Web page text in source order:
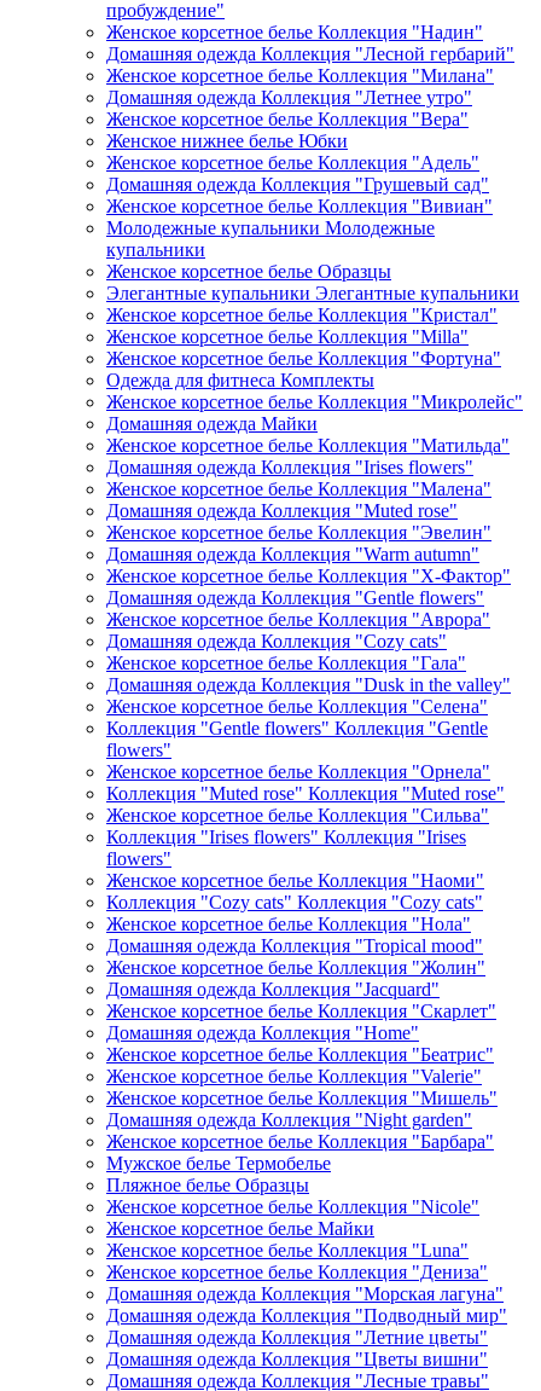
пробуждение"
Женское корсетное белье Коллекция "Надин"
Домашняя одежда Коллекция "Лесной гербарий"
Женское корсетное белье Коллекция "Милана"
Домашняя одежда Коллекция "Летнее утро"
Женское корсетное белье Коллекция "Вера"
Женское нижнее белье Юбки
Женское корсетное белье Коллекция "Адель"
Домашняя одежда Коллекция "Грушевый сад"
Женское корсетное белье Коллекция "Вивиан"
Молодежные купальники Молодежные
купальники
Женское корсетное белье Образцы
Элегантные купальники Элегантные купальники
Женское корсетное белье Коллекция "Кристал"
Женское корсетное белье Коллекция "Milla"
Женское корсетное белье Коллекция "Фортуна"
Одежда для фитнеса Комплекты
Женское корсетное белье Коллекция "Микролейс"
Домашняя одежда Майки
Женское корсетное белье Коллекция "Матильда"
Домашняя одежда Коллекция "Irises flowers"
Женское корсетное белье Коллекция "Малена"
Домашняя одежда Коллекция "Muted rose"
Женское корсетное белье Коллекция "Эвелин"
Домашняя одежда Коллекция "Warm autumn"
Женское корсетное белье Коллекция "Х-Фактор"
Домашняя одежда Коллекция "Gentle flowers"
Женское корсетное белье Коллекция "Аврора"
Домашняя одежда Коллекция "Cozy cats"
Женское корсетное белье Коллекция "Гала"
Домашняя одежда Коллекция "Dusk in the valley"
Женское корсетное белье Коллекция "Селена"
Коллекция "Gentle flowers" Коллекция "Gentle
flowers"
Женское корсетное белье Коллекция "Орнела"
Коллекция "Muted rose" Коллекция "Muted rose"
Женское корсетное белье Коллекция "Сильва"
Коллекция "Irises flowers" Коллекция "Irises
flowers"
Женское корсетное белье Коллекция "Наоми"
Коллекция "Cozy cats" Коллекция "Cozy cats"
Женское корсетное белье Коллекция "Нола"
Домашняя одежда Коллекция "Tropical mood"
Женское корсетное белье Коллекция "Жолин"
Домашняя одежда Коллекция "Jacquard"
Женское корсетное белье Коллекция "Скарлет"
Домашняя одежда Коллекция "Home"
Женское корсетное белье Коллекция "Беатрис"
Женское корсетное белье Коллекция "Valerie"
Женское корсетное белье Коллекция "Мишель"
Домашняя одежда Коллекция "Night garden"
Женское корсетное белье Коллекция "Барбара"
Мужское белье Термобелье
Пляжное белье Образцы
Женское корсетное белье Коллекция "Nicole"
Женское корсетное белье Майки
Женское корсетное белье Коллекция "Luna"
Женское корсетное белье Коллекция "Дениза"
Домашняя одежда Коллекция "Морская лагуна"
Домашняя одежда Коллекция "Подводный мир"
Домашняя одежда Коллекция "Летние цветы"
Домашняя одежда Коллекция "Цветы вишни"
Домашняя одежда Коллекция "Лесные травы"